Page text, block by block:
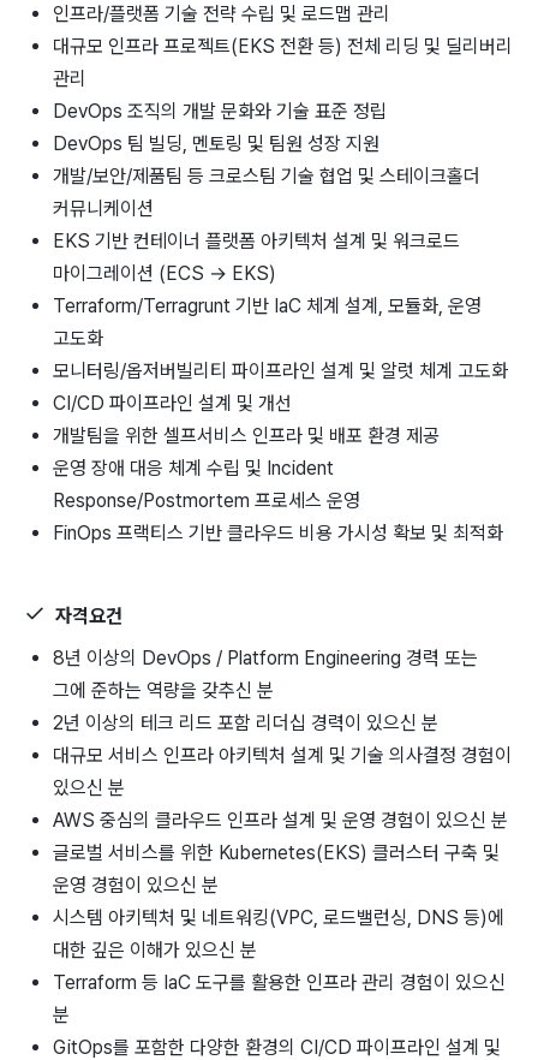
인프라/플랫폼 기술 전략 수립 및 로드맵 관리
대규모 인프라 프로젝트(EKS 전환 등) 전체 리딩 및 딜리버리
관리
DevOps 조직의 개발 문화와 기술 표준 정립
DevOps 팀 빌딩, 멘토링 및 팀원 성장 지원
개발/보안/제품팀 등 크로스팀 기술 협업 및 스테이크홀더
커뮤니케이션
EKS 기반 컨테이너 플랫폼 아키텍처 설계 및 워크로드
마이그레이션 (ECS → EKS)
Terraform/Terragrunt 기반 IaC 체계 설계, 모듈화, 운영
고도화
모니터링/옵저버빌리티 파이프라인 설계 및 알럿 체계 고도화
CI/CD 파이프라인 설계 및 개선
개발팀을 위한 셀프서비스 인프라 및 배포 환경 제공
운영 장애 대응 체계 수립 및 Incident
Response/Postmortem 프로세스 운영
FinOps 프랙티스 기반 클라우드 비용 가시성 확보 및 최적화
자격요건
8년 이상의 DevOps / Platform Engineering 경력 또는
그에 준하는 역량을 갖추신 분
2년 이상의 테크 리드 포함 리더십 경력이 있으신 분
대규모 서비스 인프라 아키텍처 설계 및 기술 의사결정 경험이
있으신 분
AWS 중심의 클라우드 인프라 설계 및 운영 경험이 있으신 분
글로벌 서비스를 위한 Kubernetes(EKS) 클러스터 구축 및
운영 경험이 있으신 분
시스템 아키텍처 및 네트워킹(VPC, 로드밸런싱, DNS 등)에
대한 깊은 이해가 있으신 분
Terraform 등 IaC 도구를 활용한 인프라 관리 경험이 있으신
분
GitOps를 포함한 다양한 환경의 CI/CD 파이프라인 설계 및